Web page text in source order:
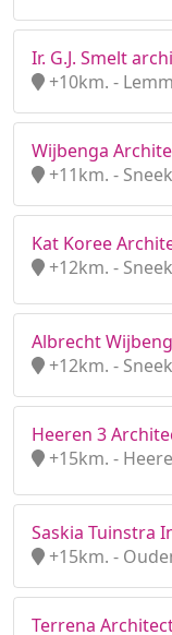
Ir. G.J. Smelt
+10km. -
Wijbenga
+11km. -
Kat Koree
+12km. -
Albrecht
+12km. -
Heeren 3
+15km. -
Saskia Tuinstra
+15km. -
Terrena